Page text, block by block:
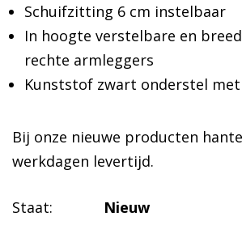
Schuifzitting 6 cm instelbaar
In hoogte verstelbare en
rechte armleggers
Kunststof zwart onderstel
Bij onze nieuwe producten
werkdagen levertijd.
Staat: Nieuw